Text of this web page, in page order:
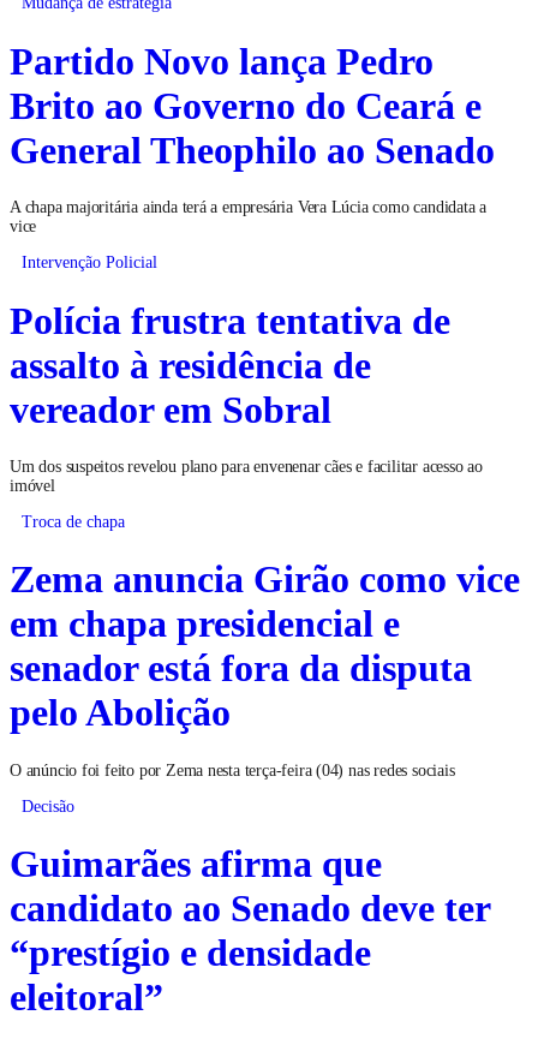
Partido Novo lança Pedro
Brito ao Governo do Ceará e
General Theophilo ao Senado
A chapa majoritária ainda terá a empresária Vera Lúcia como candidata a
vice
Intervenção Policial
Polícia frustra tentativa de
assalto à residência de
vereador em Sobral
Um dos suspeitos revelou plano para envenenar cães e facilitar acesso ao
imóvel
Troca de chapa
Zema anuncia Girão como vice
em chapa presidencial e
senador está fora da disputa
pelo Abolição
O anúncio foi feito por Zema nesta terça-feira (04) nas redes sociais
Decisão
Guimarães afirma que
candidato ao Senado deve ter
“prestígio e densidade
eleitoral”